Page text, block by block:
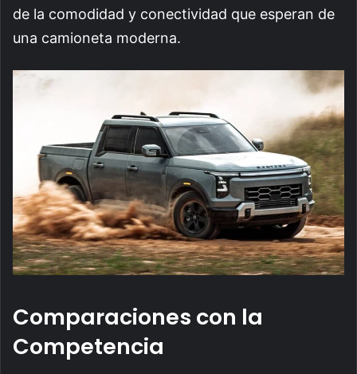
de la comodidad y conectividad que esperan de
una camioneta moderna.
Comparaciones con la
Competencia